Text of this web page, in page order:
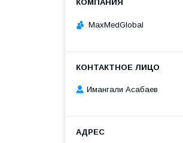
MaxMedGlobal
Имангали Асабаев